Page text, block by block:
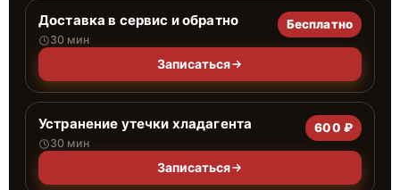
Доставка в сервис и обратно
30 мин
Бесплатно
Записаться
Устранение утечки хладагента
30 мин
600 ₽
Записаться